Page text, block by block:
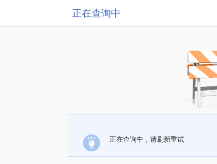
正在查询中
正在查询中，请刷新重试